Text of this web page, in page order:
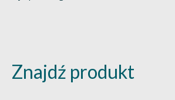
Znajdź produkt